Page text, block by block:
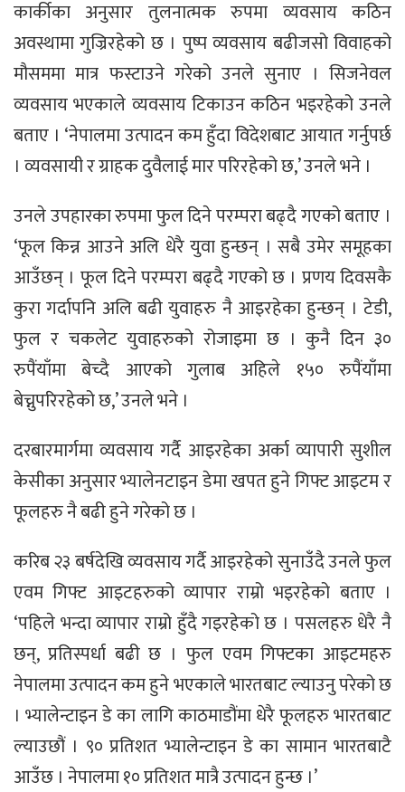
कार्कीका अनुसार तुलनात्मक रुपमा व्यवसाय कठिन
अवस्थामा गुज्रिरहेको छ । पुष्प व्यवसाय बढीजसो विवाहको
मौसममा मात्र फस्टाउने गरेको उनले सुनाए । सिजनेवल
व्यवसाय भएकाले व्यवसाय टिकाउन कठिन भइरहेको उनले
बताए । ‘नेपालमा उत्पादन कम हुँदा विदेशबाट आयात गर्नुपर्छ
। व्यवसायी र ग्राहक दुवैलाई मार परिरहेको छ,’ उनले भने ।
उनले उपहारका रुपमा फुल दिने परम्परा बढ्दै गएको बताए ।
‘फूल किन्न आउने अलि धेरै युवा हुन्छन् । सबै उमेर समूहका
आउँछन् । फूल दिने परम्परा बढ्दै गएको छ । प्रणय दिवसकै
कुरा गर्दापनि अलि बढी युवाहरु नै आइरहेका हुन्छन् । टेडी,
फुल र चकलेट युवाहरुको रोजाइमा छ । कुनै दिन ३०
रुपैंयाँमा बेच्दै आएको गुलाब अहिले १५० रुपैंयाँमा
बेच्नुपरिरहेको छ,’ उनले भने ।
दरबारमार्गमा व्यवसाय गर्दै आइरहेका अर्का व्यापारी सुशील
केसीका अनुसार भ्यालेनटाइन डेमा खपत हुने गिफ्ट आइटम र
फूलहरु नै बढी हुने गरेको छ ।
करिब २३ बर्षदेखि व्यवसाय गर्दै आइरहेको सुनाउँदै उनले फुल
एवम गिफ्ट आइटहरुको व्यापार राम्रो भइरहेको बताए ।
‘पहिले भन्दा व्यापार राम्रो हुँदै गइरहेको छ । पसलहरु धेरै नै
छन्, प्रतिस्पर्धा बढी छ । फुल एवम गिफ्टका आइटमहरु
नेपालमा उत्पादन कम हुने भएकाले भारतबाट ल्याउनु परेको छ
। भ्यालेन्टाइन डे का लागि काठमाडौंमा धेरै फूलहरु भारतबाट
ल्याउछौं । ९० प्रतिशत भ्यालेन्टाइन डे का सामान भारतबाटै
आउँछ । नेपालमा १० प्रतिशत मात्रै उत्पादन हुन्छ ।’